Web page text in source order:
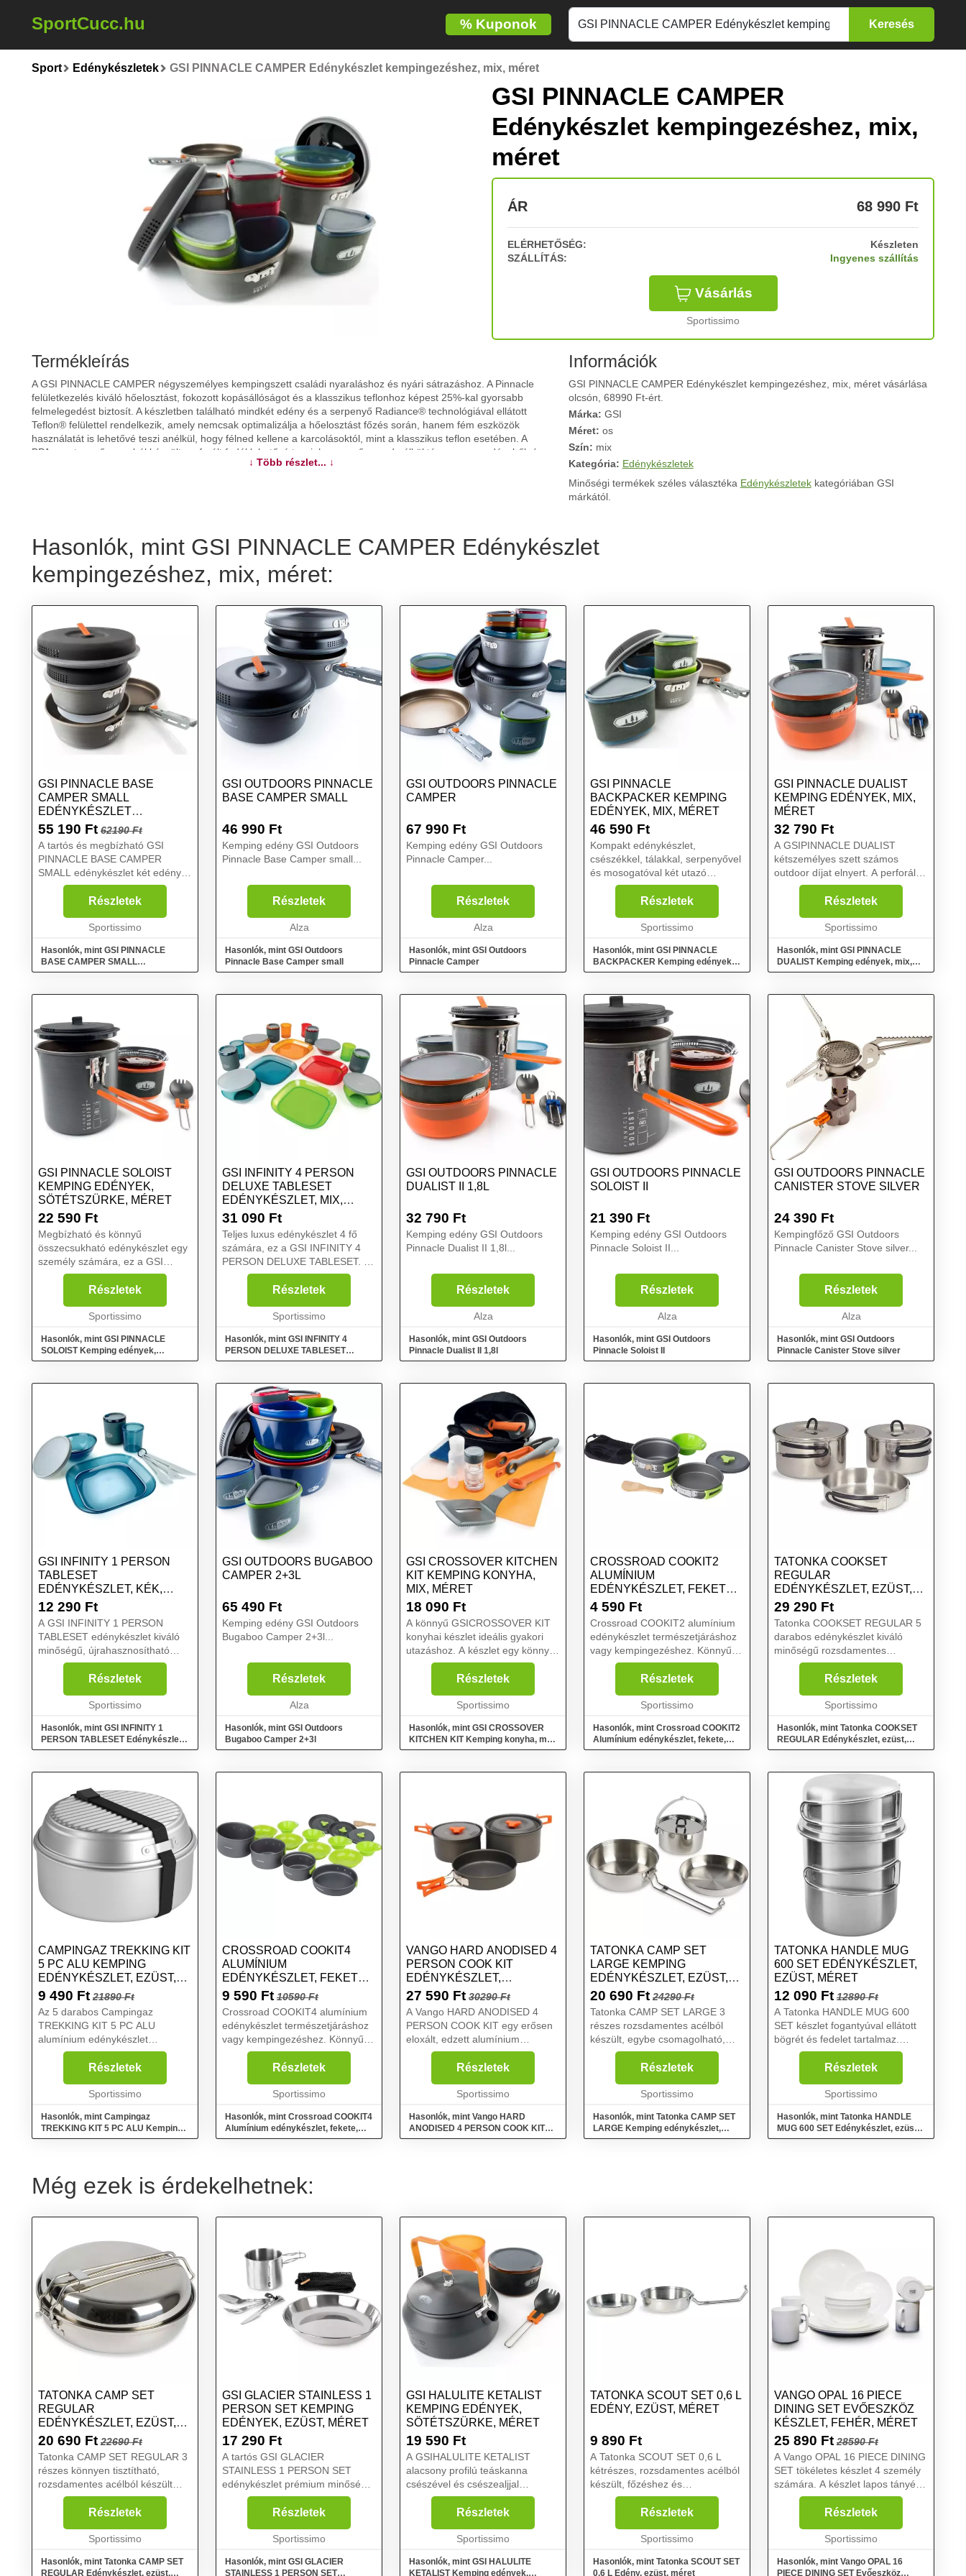
SportCucc.hu %Kuponok
Sport Edénykészletek GSI PINNACLE CAMPER Edénykészlet kempingezéshez, mix, méret
GSI PINNACLE CAMPER
Edénykészlet kempingezéshez, mix,
méret
ÁR 68 990 Ft
ELÉRHETŐSÉG:
Készleten
SZÁLLÍTÁS:
Ingyenes szállítás
Vásárlás
Sportissimo
Termékleírás
A GSI PINNACLE CAMPER négyszemélyes kempingszett családi nyaraláshoz és nyári sátrazáshoz. A Pinnacle
felületkezelés kiváló hőelosztást, fokozott kopásállóságot és a klasszikus teflonhoz képest 25%-kal gyorsabb
felmelegedést biztosít. A készletben található mindkét edény és a serpenyő Radiance® technológiával ellátott
Teflon® felülettel rendelkezik, amely nemcsak optimalizálja a hőelosztást főzés során, hanem fém eszközök
használatát is lehetővé teszi anélkül, hogy félned kellene a karcolásoktól, mint a klasszikus teflon esetében. A
BPA-mentes műanyagból készült perforált fedél lehetővé teszi, hogy a gőz gond nélkül távozzon az edényből, és
szűrőként is használható, például a víz leöntéséhez a tésztáról. Az egyes étkészletek színnel vannak kódolva a
További információk>>
↓ Több részlet... ↓
Információk
GSI PINNACLE CAMPER Edénykészlet kempingezéshez, mix, méret vásárlása
olcsón, 68990 Ft-ért.
Márka: GSI
Méret: os
Szín: mix
Kategória: Edénykészletek
Minőségi termékek széles választéka Edénykészletekkategóriában GSI
márkától.
Hasonlók, mint GSI PINNACLE CAMPER Edénykészlet
kempingezéshez, mix, méret:
GSI PINNACLE BASE
CAMPER SMALL
EDÉNYKÉSZLET
KEMPINGEZÉSHEZ,
55 190 Ft 62190 Ft
A tartós és megbízható GSI
PINNACLE BASE CAMPER
SMALL edénykészlet két edényt,
egy fedelet, egy serpenyőt, egy
műanyag vágódeszkát és egy
tárolót kínál, amely egyben
mosogatóedényként is szolgál. A
Részletek
Sportissimo
Hasonlók, mint GSI PINNACLE
BASE CAMPER SMALL
Edénykészlet kempingezéshez,
GSI OUTDOORS PINNACLE
BASE CAMPER SMALL
46 990 Ft
Kemping edény GSI Outdoors
Pinnacle Base Camper small...
Részletek
Alza
Hasonlók, mint GSI Outdoors
Pinnacle Base Camper small
GSI OUTDOORS PINNACLE
CAMPER
67 990 Ft
Kemping edény GSI Outdoors
Pinnacle Camper...
Részletek
Alza
Hasonlók, mint GSI Outdoors
Pinnacle Camper
GSI PINNACLE
BACKPACKER KEMPING
EDÉNYEK, MIX, MÉRET
46 590 Ft
Kompakt edénykészlet,
csészékkel, tálakkal, serpenyővel
és mosogatóval két utazó
számára, ez a GSIPINNACLE
BACKPACKER. A fedél lehetővé
teszi, hogy a gőz gond nélkül
távozzon az edényből, és
Részletek
Sportissimo
Hasonlók, mint GSI PINNACLE
BACKPACKER Kemping edények,
mix, méret
GSI PINNACLE DUALIST
KEMPING EDÉNYEK, MIX,
MÉRET
32 790 Ft
A GSIPINNACLE DUALIST
kétszemélyes szett számos
outdoor díjat elnyert. A perforált
fedél lehetővé teszi, hogy a gőz
gond nélkül távozzon az
edényből, és szűrőként is szolgál,
például a víz leöntéséhez...
Részletek
Sportissimo
Hasonlók, mint GSI PINNACLE
DUALIST Kemping edények, mix,
méret
GSI PINNACLE SOLOIST
KEMPING EDÉNYEK,
SÖTÉTSZÜRKE, MÉRET
22 590 Ft
Megbízható és könnyű
összecsukható edénykészlet egy
személy számára, ez a GSI
PINNACLE SOLOIST. A csomag
tartalmaz egy 1,1 literes
főzőedényt, egy thermo bögrét,
egy teleszkópos villát/kanalat,
Részletek
Sportissimo
Hasonlók, mint GSI PINNACLE
SOLOIST Kemping edények,
sötétszürke, méret
GSI INFINITY 4 PERSON
DELUXE TABLESET
EDÉNYKÉSZLET, MIX,
MÉRET
31 090 Ft
Teljes luxus edénykészlet 4 fő
számára, ez a GSI INFINITY 4
PERSON DELUXE TABLESET. A
készlet fedeles tálakat, szigetelt
bögréket, poharakat, nagy
tányérokat tartalmaz, mindezt
hálós csomagolásban. Mi...
Részletek
Sportissimo
Hasonlók, mint GSI INFINITY 4
PERSON DELUXE TABLESET
Edénykészlet, mix, méret
GSI OUTDOORS PINNACLE
DUALIST II 1,8L
32 790 Ft
Kemping edény GSI Outdoors
Pinnacle Dualist II 1,8l...
Részletek
Alza
Hasonlók, mint GSI Outdoors
Pinnacle Dualist II 1,8l
GSI OUTDOORS PINNACLE
SOLOIST II
21 390 Ft
Kemping edény GSI Outdoors
Pinnacle Soloist II...
Részletek
Alza
Hasonlók, mint GSI Outdoors
Pinnacle Soloist II
GSI OUTDOORS PINNACLE
CANISTER STOVE SILVER
24 390 Ft
Kempingfőző GSI Outdoors
Pinnacle Canister Stove silver...
Részletek
Alza
Hasonlók, mint GSI Outdoors
Pinnacle Canister Stove silver
GSI INFINITY 1 PERSON
TABLESET
EDÉNYKÉSZLET, KÉK,
MÉRET
12 290 Ft
A GSI INFINITY 1 PERSON
TABLESET edénykészlet kiváló
minőségű, újrahasznosítható
Infinity műanyagból készült. Kis
súlyt és hosszú élettartamot
kínál....
Részletek
Sportissimo
Hasonlók, mint GSI INFINITY 1
PERSON TABLESET Edénykészlet,
kék, méret
GSI OUTDOORS BUGABOO
CAMPER 2+3L
65 490 Ft
Kemping edény GSI Outdoors
Bugaboo Camper 2+3l...
Részletek
Alza
Hasonlók, mint GSI Outdoors
Bugaboo Camper 2+3l
GSI CROSSOVER KITCHEN
KIT KEMPING KONYHA,
MIX, MÉRET
18 090 Ft
A könnyű GSICROSSOVER KIT
konyhai készlet ideális gyakori
utazáshoz. A készlet egy könnyű,
egymásba rakható tokban van
elhelyezve. A készlet sok
hasznos aprósággal lep meg,
például vízálló só- és bors...
Részletek
Sportissimo
Hasonlók, mint GSI CROSSOVER
KITCHEN KIT Kemping konyha, mix,
méret
CROSSROAD COOKIT2
ALUMÍNIUM
EDÉNYKÉSZLET, FEKETE,
MÉRET
4 590 Ft
Crossroad COOKIT2 alumínium
edénykészlet természetjáráshoz
vagy kempingezéshez. Könnyű,
kompakt kialakításának
köszönhetően nem foglal sok
helyet hátizsákodban. Ezzel a
készlettel a főzés gyerekjáték ...
Részletek
Sportissimo
Hasonlók, mint Crossroad COOKIT2
Alumínium edénykészlet, fekete,
méret
TATONKA COOKSET
REGULAR
EDÉNYKÉSZLET, EZÜST,
MÉRET
29 290 Ft
Tatonka COOKSET REGULAR 5
darabos edénykészlet kiváló
minőségű rozsdamentes
acélból....
Részletek
Sportissimo
Hasonlók, mint Tatonka COOKSET
REGULAR Edénykészlet, ezüst,
méret
CAMPINGAZ TREKKING KIT
5 PC ALU KEMPING
EDÉNYKÉSZLET, EZÜST,
MÉRET
9 490 Ft 21890 Ft
Az 5 darabos Campingaz
TREKKING KIT 5 PC ALU
alumínium edénykészlet
kempingezéshez alkalmas. Ez a
praktikus készlet két fazekat, egy
serpenyőt, egy fedelet, egy
fogantyút és egy hevedert
Részletek
Sportissimo
Hasonlók, mint Campingaz
TREKKING KIT 5 PC ALU Kemping
edénykészlet, ezüst, méret
CROSSROAD COOKIT4
ALUMÍNIUM
EDÉNYKÉSZLET, FEKETE,
MÉRET
9 590 Ft 10590 Ft
Crossroad COOKIT4 alumínium
edénykészlet természetjáráshoz
vagy kempingezéshez. Könnyű,
kompakt kialakításának
köszönhetően nem foglal sok
helyet hátizsákodban. Ezzel a
készlettel a főzés gyerekjáték ...
Részletek
Sportissimo
Hasonlók, mint Crossroad COOKIT4
Alumínium edénykészlet, fekete,
méret
VANGO HARD ANODISED 4
PERSON COOK KIT
EDÉNYKÉSZLET,
SÖTÉTSZÜRKE, MÉRET
27 590 Ft 30290 Ft
A Vango HARD ANODISED 4
PERSON COOK KIT egy erősen
eloxált, edzett alumínium
edénykészlet, amely négy utazó
számára ideális. Nem kell
aggódnod a macerás súrolás
miatt, mert a felület nemcsak
Részletek
Sportissimo
Hasonlók, mint Vango HARD
ANODISED 4 PERSON COOK KIT
Edénykészlet, sötétszürke, méret
TATONKA CAMP SET
LARGE KEMPING
EDÉNYKÉSZLET, EZÜST,
MÉRET
20 690 Ft 24290 Ft
Tatonka CAMP SET LARGE 3
részes rozsdamentes acélból
készült, egybe csomagolható,
nagyobb méretű edénykészlet
túrázóknak. A csomag tartalma:
edény fedővel, serpenyő,
mélytányér....
Részletek
Sportissimo
Hasonlók, mint Tatonka CAMP SET
LARGE Kemping edénykészlet,
ezüst, méret
TATONKA HANDLE MUG
600 SET EDÉNYKÉSZLET,
EZÜST, MÉRET
12 090 Ft 12890 Ft
A Tatonka HANDLE MUG 600
SET készlet fogantyúval ellátott
bögrét és fedelet tartalmaz.
Űrtartalom: 0,6 liter. Súly: 295
gramm. Anyag: rozsdamentes
acél 18/8....
Részletek
Sportissimo
Hasonlók, mint Tatonka HANDLE
MUG 600 SET Edénykészlet, ezüst,
méret
Még ezek is érdekelhetnek:
TATONKA CAMP SET
REGULAR
EDÉNYKÉSZLET, EZÜST,
MÉRET
20 690 Ft 22690 Ft
Tatonka CAMP SET REGULAR 3
részes könnyen tisztítható,
rozsdamentes acélból készült
egybe csomagolható
edénykészlet túrázóknak. A
csomag tartalma: edény fedővel,
serpenyő, mélytányér....
Részletek
Sportissimo
Hasonlók, mint Tatonka CAMP SET
REGULAR Edénykészlet, ezüst,
GSI GLACIER STAINLESS 1
PERSON SET KEMPING
EDÉNYEK, EZÜST, MÉRET
17 290 Ft
A tartós GSI GLACIER
STAINLESS 1 PERSON SET
edénykészlet prémium minőségű
rozsdamentes acélból készült
mélytányért, evőeszközöket és
bögrét tartalmaz. További előnyei
közé tartozik, hogy
Részletek
Sportissimo
Hasonlók, mint GSI GLACIER
STAINLESS 1 PERSON SET
GSI HALULITE KETALIST
KEMPING EDÉNYEK,
SÖTÉTSZÜRKE, MÉRET
19 590 Ft
A GSIHALULITE KETALIST
alacsony profilú teáskanna
csészével és csészealjjal
alumíniumból készült. A széles
nyakú, alacsony, 1 literes
teáskanna a főzés mellett hó
megolvasztására is használható.
Részletek
Sportissimo
Hasonlók, mint GSI HALULITE
KETALIST Kemping edények,
TATONKA SCOUT SET 0,6 L
EDÉNY, EZÜST, MÉRET
9 890 Ft
A Tatonka SCOUT SET 0,6 L
kétrészes, rozsdamentes acélból
készült, főzéshez és
ételtároláshoz használható szett
egy tálként is használható fedeles
edényből áll....
Részletek
Sportissimo
Hasonlók, mint Tatonka SCOUT SET
0,6 L Edény, ezüst, méret
VANGO OPAL 16 PIECE
DINING SET EVŐESZKÖZ
KÉSZLET, FEHÉR, MÉRET
25 890 Ft 28590 Ft
A Vango OPAL 16 PIECE DINING
SET tökéletes készlet 4 személy
számára. A készlet lapos tányért,
mély tányért, tálakat és csészéket
is tartalmaz. Tökéletes kiegészítő
a kempingezéshez vagy a
szabadban t...
Részletek
Sportissimo
Hasonlók, mint Vango OPAL 16
PIECE DINING SET Evőeszköz